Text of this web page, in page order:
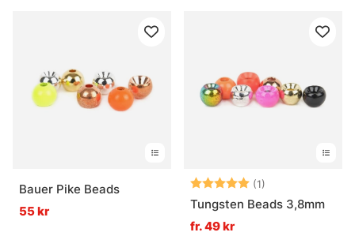
Bauer Pike Beads
55 kr
Betyg: (1)
Tungsten Beads 3,8mm
fr. 49 kr